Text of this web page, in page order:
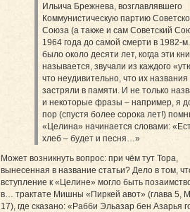
Ильича Брежнева, возглавлявшего
Коммунистическую партию
Союза (а также и сам Советский
1964 года до самой смерти в 1982-
было около десяти лет, когда эти
называется, звучали из каждого
что неудивительно, что их названия
застряли в памяти. И не только
и некоторые фразы – например, я
пор (спустя более сорока лет!)
«Целина» начинается словами:
хлеб – будет и песня…»
Может возникнуть вопрос: при чём тут Тора,
вынесенная в название статьи? Дело в том,
вступление к «Целине» могло быть
в… трактате Мишны «Пиркей авот» (глава 5,
17), где сказано: «Рабби Эльазар бен Азарья